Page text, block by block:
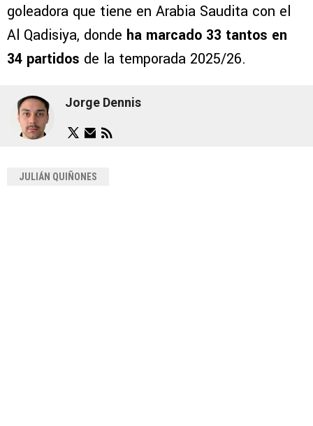
goleadora que tiene en Arabia Saudita con el
Al Qadisiya, donde ha marcado 33 tantos en
34 partidos de la temporada 2025/26.
Jorge Dennis
JULIÁN QUIÑONES